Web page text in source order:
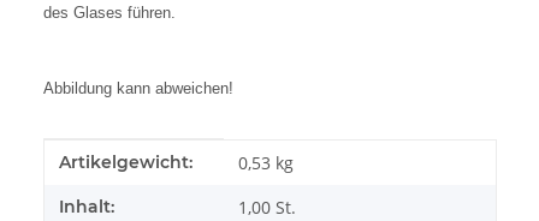
des Glases führen.
Abbildung kann abweichen!
Produkteigenschaft
Wert
Artikelgewicht: 0,53 kg
Inhalt: 1,00 St.